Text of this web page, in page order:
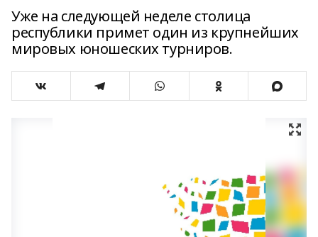
Уже на следующей неделе столица
республики примет один из крупнейших
мировых юношеских турниров.